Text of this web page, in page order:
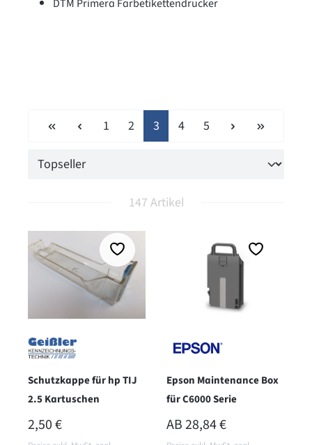
DTM Primera Farbetikettendrucker
Seite
1 Seite
2 Seite
3 Seite
4 Seite
5
147 Artikel
Schutzkappe für hp TIJ
2.5 Kartuschen
REGULÄRER PREIS:
2,50 €
Epson Maintenance Box
für C6000 Serie
REGULÄRER PREIS:
AB28,84 €